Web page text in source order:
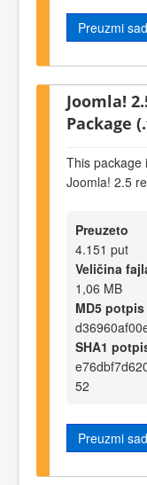
Preuzmi
Joomla!
Package
This package
Joomla! 2.5
Preuzeto
4.151 put
Veličina
1,06 MB
MD5 potpis
SHA1
52
Preuzmi